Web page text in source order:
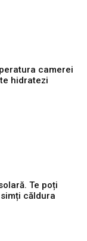
camerei
hidratezi
Te poți
căldura